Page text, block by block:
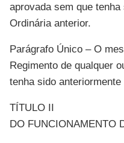
aprovada sem que
Ordinária anterior.
Parágrafo Único – O
Regimento de qualquer
tenha sido
TÍTULO II
DO FUNCIONAMENTO